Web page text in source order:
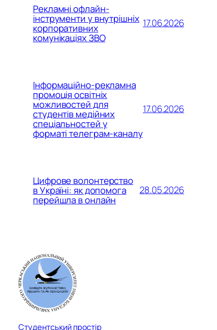
Рекламні офлайн-
інструменти у внутрішніх
корпоративних
комунікаціях ЗВО
17.06.2026
Інформаційно-рекламна
промоція освітніх
можливостей для
студентів медійних
спеціальностей у
форматі телеграм-каналу
17.06.2026
Цифрове волонтерство
в Україні: як допомога
перейшла в онлайн
28.05.2026
Студентський простір